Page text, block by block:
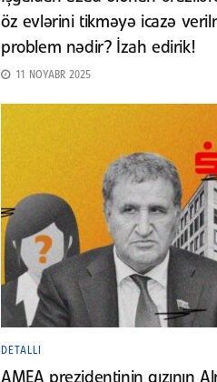
öz evlərini tikməyə icazə
problem nədir? İzah edirik!
11 NOYABR 2025
DETALLI
AMEA prezidentinin qızının